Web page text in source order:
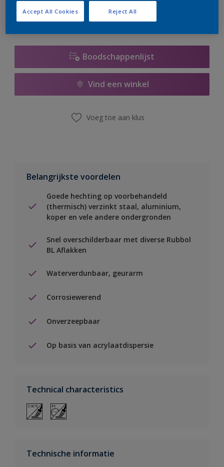
Boodschappenlijst
Vind een winkel
Voeg toe aan klus
Belangrijkste voordelen
Goede hechting op voorbehandeld
(thermisch) verzinkt staal, aluminium,
koper en vele andere ondergronden
Snel overschilderbaar met diverse Rubbol
BL Aflakken
Waterverdunbaar, geurarm
Corrosiewerend
Onverzeepbaar
Op basis van acrylaatdispersie
Technical characteristics
Technische informatie
Reject All
Accept All Cookies